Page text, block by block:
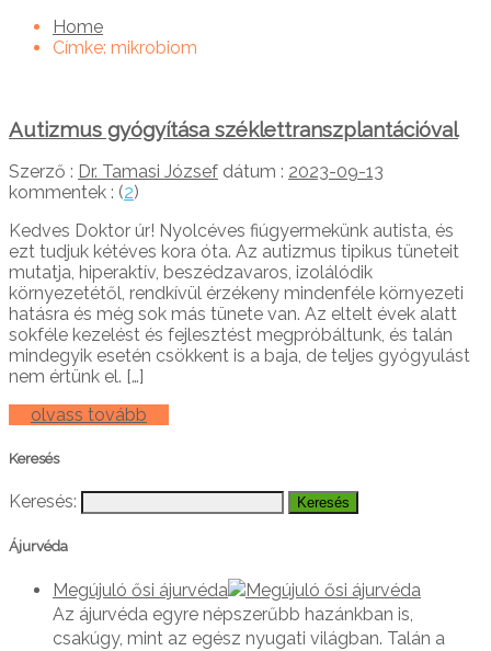
Home
Címke: mikrobiom
Autizmus gyógyítása széklettranszplantációval
Szerző : Dr. Tamasi József dátum : 2023-09-13
kommentek : (2)
Kedves Doktor úr! Nyolcéves fiúgyermekünk autista, és
ezt tudjuk kétéves kora óta. Az autizmus tipikus tüneteit
mutatja, hiperaktív, beszédzavaros, izolálódik
környezetétől, rendkívül érzékeny mindenféle környezeti
hatásra és még sok más tünete van. Az eltelt évek alatt
sokféle kezelést és fejlesztést megpróbáltunk, és talán
mindegyik esetén csökkent is a baja, de teljes gyógyulást
nem értünk el. […]
olvass tovább
Keresés
Keresés:
Ájurvéda
Megújuló ősi ájurvéda
Az ájurvéda egyre népszerűbb hazánkban is,
csakúgy, mint az egész nyugati világban. Talán a